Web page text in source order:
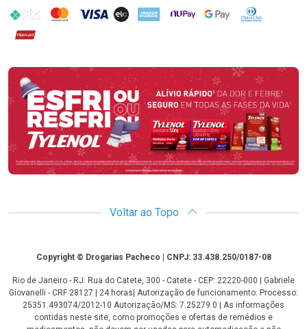
PIX MasterCard
VISA ELO AMEX NuPay Google PayDiners Club
Hipercard
Promoção em Destaque
Voltar ao Topo
CopyrightCopyright © Drogarias Pacheco | CNPJ: 33.438.250/0187-08
Rio de Janeiro - RJ: Rua do Catete, 300 - Catete - CEP: 22220-000 | Gabriele
Giovanelli - CRF 28127 | 24 horas| Autorização de funcionamento: Processo:
25351.493074/2012-10 Autorização/MS: 7.25279.0 | As informações
contidas neste site, como promoções e ofertas de remédios e